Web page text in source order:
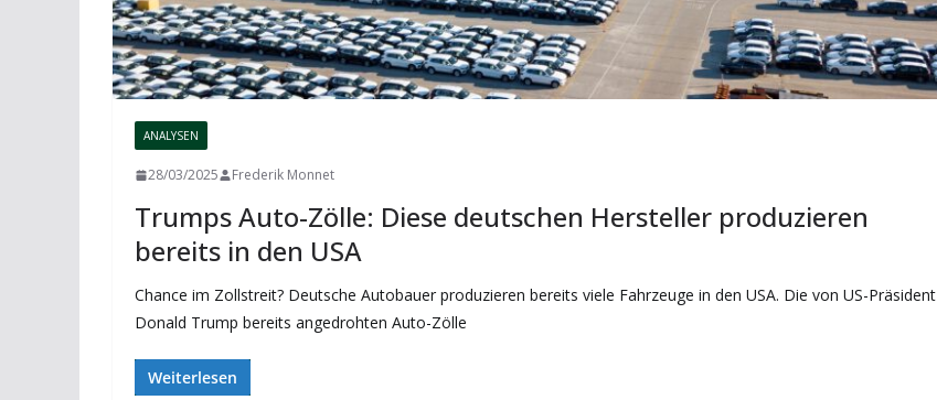
ANALYSEN
28/03/2025 Frederik Monnet
Trumps Auto-Zölle: Diese deutschen Hersteller produzieren
bereits in den USA
Chance im Zollstreit? Deutsche Autobauer produzieren bereits viele Fahrzeuge in den USA. Die von US-Präsident
Donald Trump bereits angedrohten Auto-Zölle
Weiterlesen